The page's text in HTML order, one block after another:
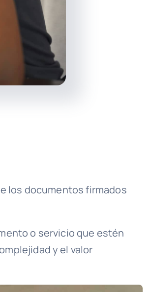
los documentos firmados
o servicio que estén
y el valor